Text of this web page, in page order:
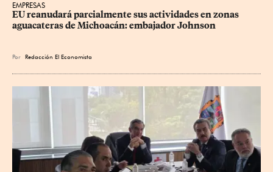
EMPRESAS
EU reanudará parcialmente sus actividades en zonas
aguacateras de Michoacán: embajador Johnson
Por Redacción El Economista